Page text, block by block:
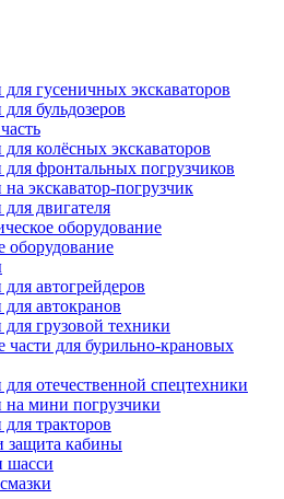
для гусеничных экскаваторов
для бульдозеров
для колёсных экскаваторов
для фронтальных погрузчиков
на экскаватор-погрузчик
для двигателя
оборудование
оборудование
для автогрейдеров
для автокранов
для грузовой техники
части для бурильно-крановых
для отечественной спецтехники
на мини погрузчики
для тракторов
защита кабины
шасси